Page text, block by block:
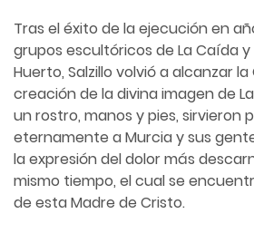
Tras el éxito de la ejecución en
grupos escultóricos de La Caída y
Huerto, Salzillo volvió a alcanzar
creación de la divina imagen de
un rostro, manos y pies, sirvieron
eternamente a Murcia y sus
la expresión del dolor más
mismo tiempo, el cual se
de esta Madre de Cristo.